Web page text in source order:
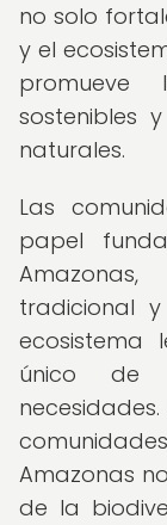
no solo
y el
sostenibles
naturales.
Las
papel
tradicional
ecosistema
único de
Amazonas
de la